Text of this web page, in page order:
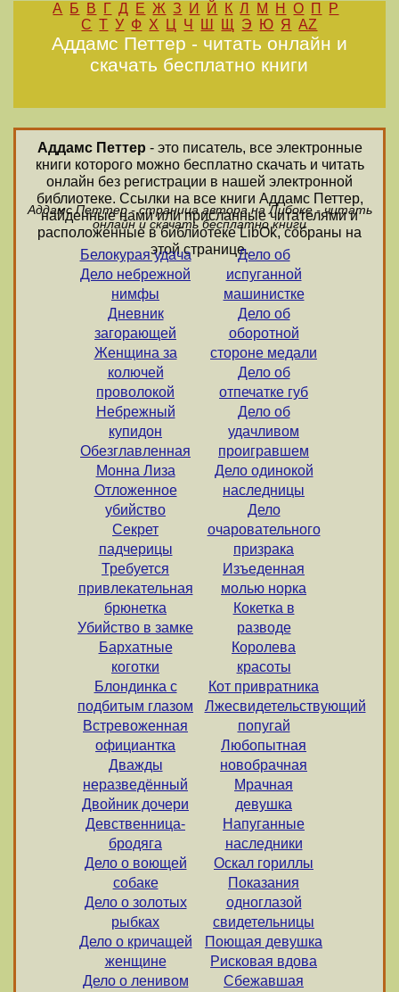
А Б В Г Д Е Ж З И Й К Л М Н О П
Р
С Т У Ф Х Ц Ч Ш Щ Э Ю Я AZ
Аддамс Петтер - читать онлайн и
скачать бесплатно книги
Аддамс Петтер - это писатель, все электронные
книги которого можно бесплатно скачать и читать
онлайн без регистрации в нашей электронной
библиотеке. Ссылки на все книги Аддамс Петтер,
найденные нами или присланные читателями и
расположенные в библиотеке LibOk, собраны на
этой странице.
Аддамс Петтер - страница автора на Либоке - читать
онлайн и скачать бесплатно книги
Белокурая удача
Дело небрежной
нимфы
Дневник
загорающей
Женщина за
колючей
проволокой
Небрежный
купидон
Обезглавленная
Монна Лиза
Отложенное
убийство
Секрет
падчерицы
Требуется
привлекательная
брюнетка
Убийство в замке
Бархатные
коготки
Блондинка с
подбитым глазом
Встревоженная
официантка
Дважды
неразведённый
Двойник дочери
Девственница-
бродяга
Дело о воющей
собаке
Дело о золотых
рыбках
Дело о кричащей
женщине
Дело о ленивом
Дело об
испуганной
машинистке
Дело об
оборотной
стороне медали
Дело об
отпечатке губ
Дело об
удачливом
проигравшем
Дело одинокой
наследницы
Дело
очаровательного
призрака
Изъеденная
молью норка
Кокетка в
разводе
Королева
красоты
Кот привратника
Лжесвидетельствующий
попугай
Любопытная
новобрачная
Мрачная
девушка
Напуганные
наследники
Оскал гориллы
Показания
одноглазой
свидетельницы
Поющая девушка
Рисковая вдова
Сбежавшая